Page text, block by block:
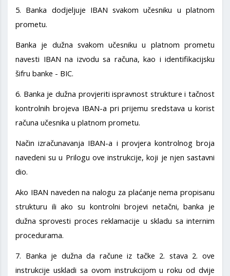
5. Banka dodjeljuje IBAN svakom učesniku u platnom
prometu.
Banka je dužna svakom učesniku u platnom prometu
navesti IBAN na izvodu sa računa, kao i identifikacijsku
šifru banke - BIC.
6. Banka je dužna provjeriti ispravnost strukture i tačnost
kontrolnih brojeva IBAN-a pri prijemu sredstava u korist
računa učesnika u platnom prometu.
Način izračunavanja IBAN-a i provjera kontrolnog broja
navedeni su u Prilogu ove instrukcije, koji je njen sastavni
dio.
Ako IBAN naveden na nalogu za plaćanje nema propisanu
strukturu ili ako su kontrolni brojevi netačni, banka je
dužna sprovesti proces reklamacije u skladu sa internim
procedurama.
7. Banka je dužna da račune iz tačke 2. stava 2. ove
instrukcije uskladi sa ovom instrukcijom u roku od dvije